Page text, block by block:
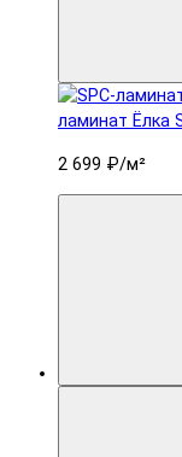
ламинат Ëлка
2 699 ₽/м²